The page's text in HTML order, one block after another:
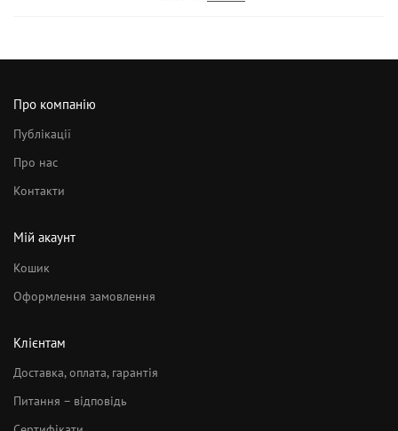
Про компанію
Публікації
Про нас
Контакти
Мій акаунт
Кошик
Оформлення замовлення
Клієнтам
Доставка, оплата, гарантія
Питання – відповідь